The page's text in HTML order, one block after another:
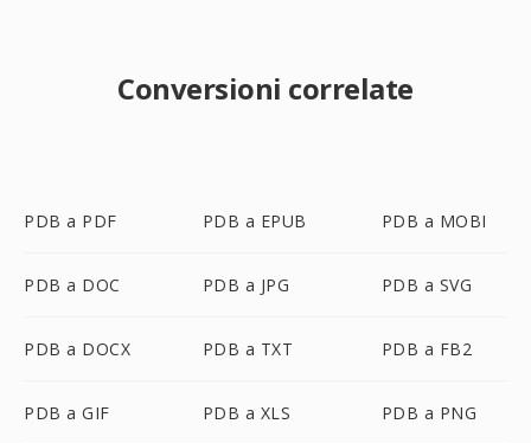
Conversioni correlate
PDB a PDF PDB a EPUB PDB a MOBI
PDB a DOC PDB a JPG PDB a SVG
PDB a DOCX PDB a TXT PDB a FB2
PDB a GIF PDB a XLS PDB a PNG